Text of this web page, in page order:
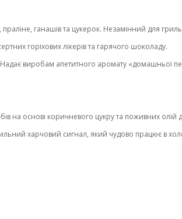
ганашів та цукерок. Незамінний для
горіхових лікерів та гарячого шоколаду.
Надає виробам апетитного аромату «домашньої
на основі коричневого цукру та поживних олій
харчовий сигнал, який чудово працює в